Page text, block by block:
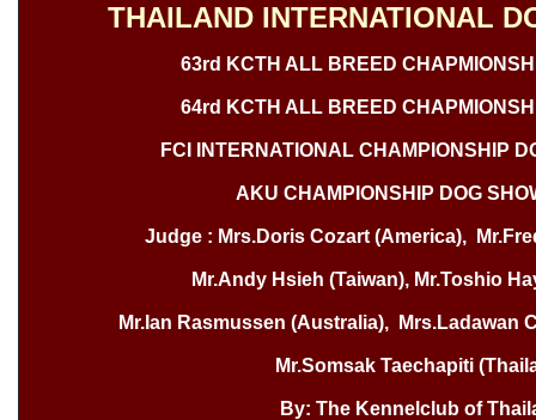
THAILAND INTERNATIONAL
63rd KCTH ALL BREED
64rd KCTH ALL BREED
FCI INTERNATIONAL CHAMPIONSHIP
AKU CHAMPIONSHIP DOG
Judge : Mrs.Doris Cozart (America),
Mr.Andy Hsieh (Taiwan), Mr.Toshio
Mr.Ian Rasmussen (Australia), Mrs.Ladawan
Mr.Somsak Taechapiti
By: The Kennelclub of